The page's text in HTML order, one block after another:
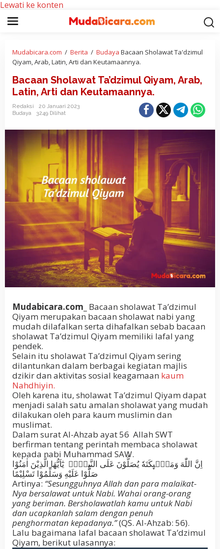
Lewati ke konten
Mudabicara.com / Berita / Budaya Bacaan Sholawat Ta'dzimul
Qiyam, Arab, Latin, Arti dan Keutamaannya.
Bacaan Sholawat Ta’dzimul Qiyam, Arab,
Latin, Arti dan Keutamaannya.
Redaksi
20 Januari 2023
Budaya
3249 Dilihat
Mudabicara.com_ Bacaan sholawat Ta’dzimul
Qiyam merupakan bacaan sholawat nabi yang
mudah dilafalkan serta dihafalkan sebab bacaan
sholawat Ta’dzimul Qiyam memiliki lafal yang
pendek.
Selain itu sholawat Ta’dzimul Qiyam sering
dilantunkan dalam berbagai kegiatan majlis
dzikir dan aktivitas sosial keagamaan kaum
Nahdhiyin.
Oleh karena itu, sholawat Ta’dzimul Qiyam dapat
menjadi salah satu amalan sholawat yang mudah
dilakukan oleh para kaum muslimin dan
muslimat.
Dalam surat Al-Ahzab ayat 56 Allah SWT
berfirman tentang perintah membaca sholawat
kepada nabi Muhammad SAW.
اِنَّ اللّٰهَ وَمَلٰۤىِٕكَتَهٗ يُصَلُّوْنَ عَلَى النَّبِيِّۗ يٰٓاَيُّهَا الَّذِيْنَ اٰمَنُوْا
صَلُّوْا عَلَيْهِ وَسَلِّمُوْا تَسْلِيْمًا
Artinya: “Sesungguhnya Allah dan para malaikat-
Nya bersalawat untuk Nabi. Wahai orang-orang
yang beriman. Bersholawatlah kamu untuk Nabi
dan ucapkanlah salam dengan penuh
penghormatan kepadanya.”(QS. Al-Ahzab: 56).
Lalu bagaimana lafal bacaan sholawat Ta’dzimul
Qiyam, berikut ulasannya: